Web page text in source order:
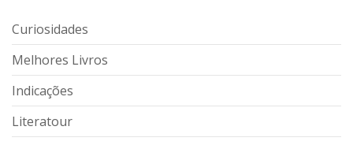
Curiosidades
Melhores Livros
Indicações
Literatour